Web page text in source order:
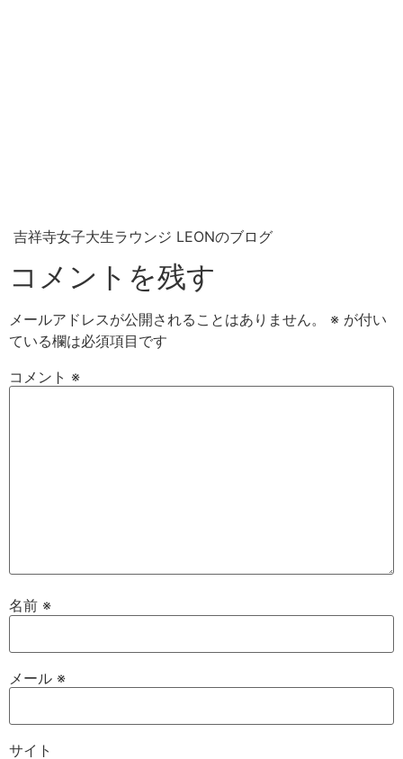
吉祥寺女子大生ラウンジ LEONのブログ
コメントを残す
メールアドレスが公開されることはありません。 ※ が付い
ている欄は必須項目です
コメント ※
名前 ※
メール ※
サイト